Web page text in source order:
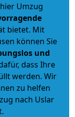
Umzug
bietet. Mit
können Sie
und
dass Ihre
werden. Wir
zu helfen
nach Uslar